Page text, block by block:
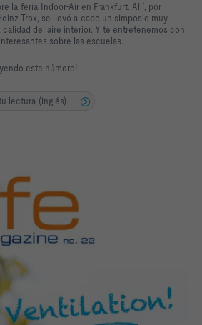
la feria Indoor-Air en Frankfurt. Allí, por
Trox, se llevó a cabo un simposio muy
del aire interior. Y te entretenemos con
sobre las escuelas.
este número!.
lectura (inglés)